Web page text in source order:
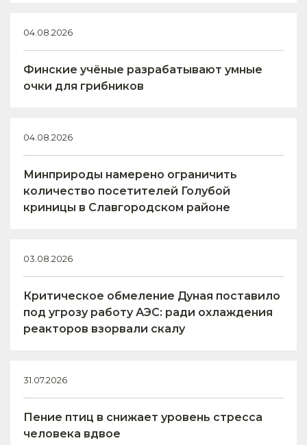
04.08.2026
Финские учёные разрабатывают умные
очки для грибников
04.08.2026
Минприроды намерено ограничить
количество посетителей Голубой
криницы в Славгородском районе
03.08.2026
Критическое обмеление Дуная поставило
под угрозу работу АЭС: ради охлаждения
реакторов взорвали скалу
31.07.2026
Пение птиц в снижает уровень стресса
человека вдвое